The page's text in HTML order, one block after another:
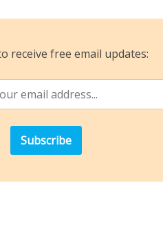
receive free email updates: